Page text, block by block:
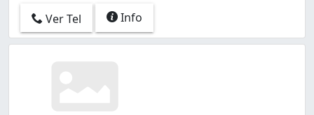
Ver Tel Info